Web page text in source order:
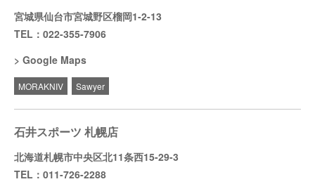
宮城県仙台市宮城野区榴岡1-2-13
TEL：022-355-7906
Google Maps
MORAKNIV Sawyer
石井スポーツ 札幌店
北海道札幌市中央区北11条西15-29-3
TEL：011-726-2288